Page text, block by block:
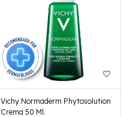
Vichy Normaderm Phytosolution
Crema 50 Ml.